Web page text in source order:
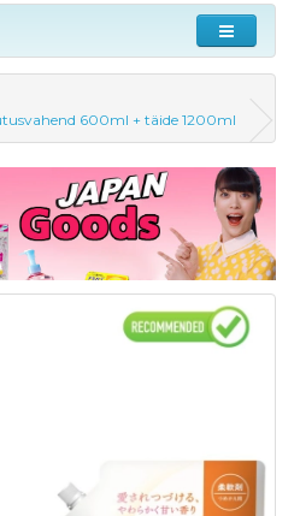
600ml + täide 1200ml